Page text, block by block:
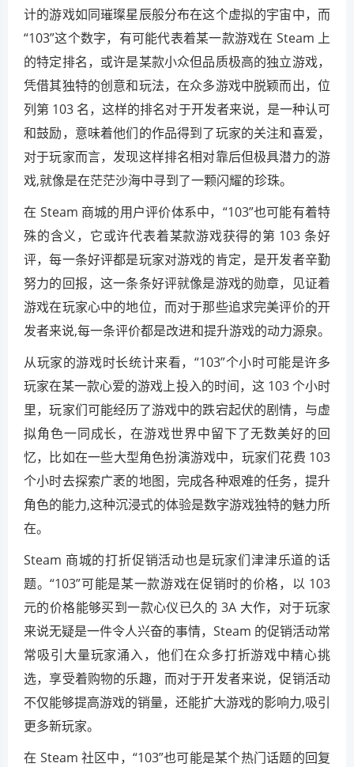
计的游戏如同璀璨星辰般分布在这个虚拟的宇宙中，而
“103”这个数字，有可能代表着某一款游戏在 Steam 上
的特定排名，或许是某款小众但品质极高的独立游戏，
凭借其独特的创意和玩法，在众多游戏中脱颖而出，位
列第 103 名，这样的排名对于开发者来说，是一种认可
和鼓励，意味着他们的作品得到了玩家的关注和喜爱，
对于玩家而言，发现这样排名相对靠后但极具潜力的游
戏,就像是在茫茫沙海中寻到了一颗闪耀的珍珠。
在 Steam 商城的用户评价体系中，“103”也可能有着特
殊的含义，它或许代表着某款游戏获得的第 103 条好
评，每一条好评都是玩家对游戏的肯定，是开发者辛勤
努力的回报，这一条条好评就像是游戏的勋章，见证着
游戏在玩家心中的地位，而对于那些追求完美评价的开
发者来说,每一条评价都是改进和提升游戏的动力源泉。
从玩家的游戏时长统计来看，“103”个小时可能是许多
玩家在某一款心爱的游戏上投入的时间，这 103 个小时
里，玩家们可能经历了游戏中的跌宕起伏的剧情，与虚
拟角色一同成长，在游戏世界中留下了无数美好的回
忆，比如在一些大型角色扮演游戏中，玩家们花费 103
个小时去探索广袤的地图，完成各种艰难的任务，提升
角色的能力,这种沉浸式的体验是数字游戏独特的魅力所
在。
Steam 商城的打折促销活动也是玩家们津津乐道的话
题。“103”可能是某一款游戏在促销时的价格，以 103
元的价格能够买到一款心仪已久的 3A 大作，对于玩家
来说无疑是一件令人兴奋的事情，Steam 的促销活动常
常吸引大量玩家涌入，他们在众多打折游戏中精心挑
选，享受着购物的乐趣，而对于开发者来说，促销活动
不仅能够提高游戏的销量，还能扩大游戏的影响力,吸引
更多新玩家。
在 Steam 社区中，“103”也可能是某个热门话题的回复